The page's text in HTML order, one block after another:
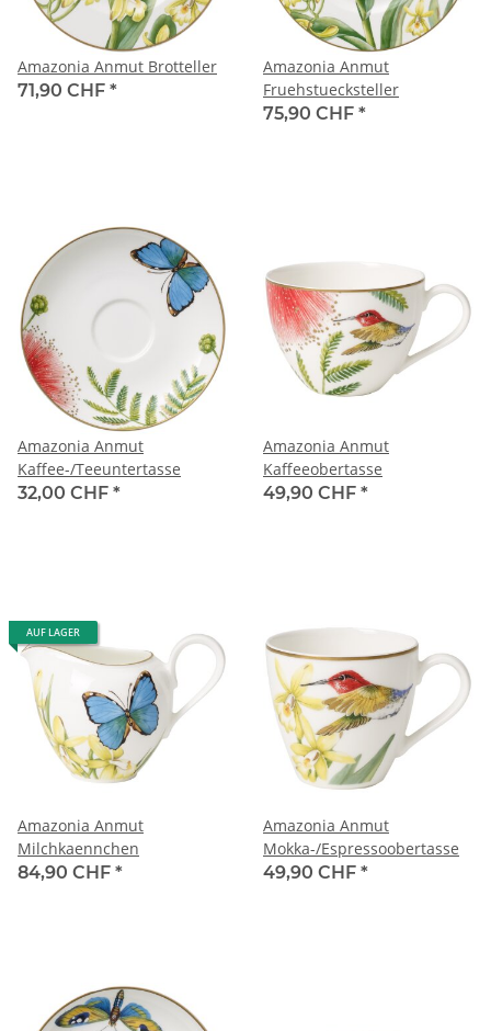
Amazonia Anmut Brotteller
71,90 CHF *
Amazonia Anmut
Fruehstuecksteller
75,90 CHF *
Amazonia Anmut
Kaffee-/Teeuntertasse
32,00 CHF *
Amazonia Anmut
Kaffeeobertasse
49,90 CHF *
AUF LAGER
Amazonia Anmut
Milchkaennchen
84,90 CHF *
Amazonia Anmut
Mokka-/Espressoobertasse
49,90 CHF *